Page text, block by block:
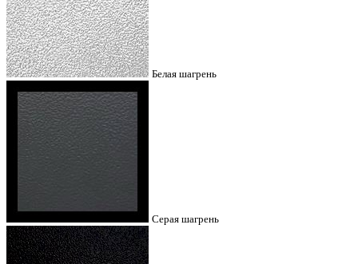
Белая шагрень
Серая шагрень